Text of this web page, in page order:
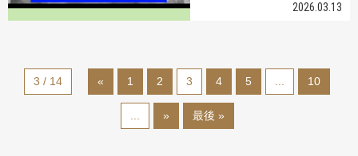
2026.03.13
3 / 14 « 1 2 3 4 5 10
» 最後 »